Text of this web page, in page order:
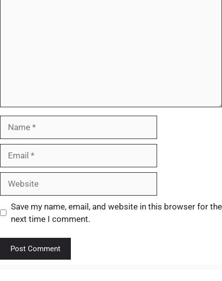
Save my name, email, and website in this browser for the
next time I comment.